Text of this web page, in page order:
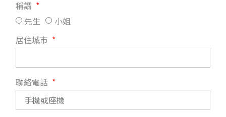
稱謂
先生
小姐
居住城市
聯絡電話